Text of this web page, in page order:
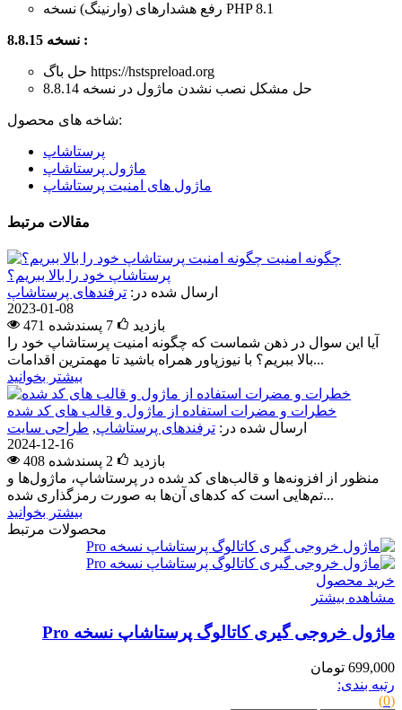
رفع هشدارهای (وارنینگ) نسخه PHP 8.1
نسخه 8.8.15 :
حل باگ https://hstspreload.org
حل مشکل نصب نشدن ماژول در نسخه 8.8.14
شاخه های محصول:
پرستاشاپ
ماژول پرستاشاپ
ماژول های امنیت پرستاشاپ
مقالات مرتبط
چگونه امنیت
پرستاشاپ خود را بالا ببریم؟
ارسال شده در: ترفندهای پرستاشاپ
2023-01-08
471 بازدید
7 پسندشده
آیا این سوال در ذهن شماست که چگونه امنیت پرستاشاپ خود را
بالا ببریم؟ با نیوزپاور همراه باشید تا مهمترین اقدامات...
بیشتر بخوانید
خطرات و مضرات استفاده از ماژول و قالب های کد شده
ارسال شده در: ترفندهای پرستاشاپ, طراحی سایت
2024-12-16
408 بازدید
2 پسندشده
منظور از افزونه‌ها و قالب‌های کد شده در پرستاشاپ، ماژول‌ها و
تم‌هایی است که کدهای آن‌ها به صورت رمزگذاری شده...
بیشتر بخوانید
محصولات مرتبط
خرید محصول
مشاهده بیشتر
ماژول خروجی گیری کاتالوگ پرستاشاپ نسخه Pro
699,000 تومان
رتبه بندی:
(0)